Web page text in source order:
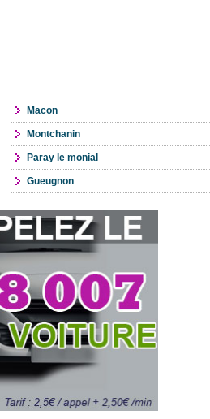
Macon
Montchanin
Paray le monial
Gueugnon